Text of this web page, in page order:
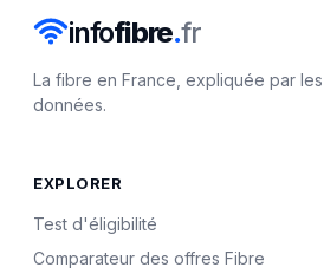
infofibre.fr
La fibre en France, expliquée par les
données.
EXPLORER
Test d'éligibilité
Comparateur des offres Fibre